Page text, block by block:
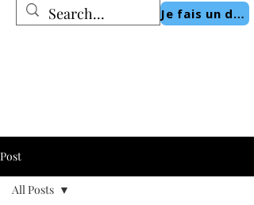
Je fais un don
Post
All Posts